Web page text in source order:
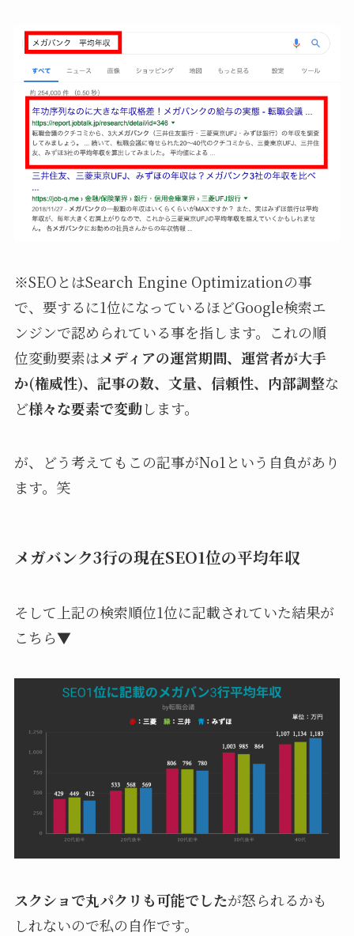
※SEOとはSearch Engine Optimizationの事
で、要するに1位になっているほどGoogle検索エ
ンジンで認められている事を指します。これの順
位変動要素はメディアの運営期間、運営者が大手
か(権威性)、記事の数、文量、信頼性、内部調整な
ど様々な要素で変動します。
が、どう考えてもこの記事がNo1という自負があり
ます。笑
メガバンク3行の現在SEO1位の平均年収
そして上記の検索順位1位に記載されていた結果が
こちら▼
スクショで丸パクリも可能でしたが怒られるかも
しれないので私の自作です。